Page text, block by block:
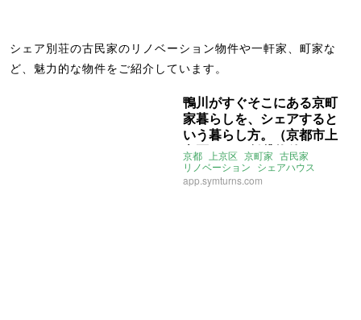
シェア別荘の古民家のリノベーション物件や一軒家、町家な
ど、魅力的な物件をご紹介しています。
鴨川がすぐそこにある京町
家暮らしを、シェアすると
いう暮らし方。（京都市上
京区74㎡の賃貸物件）
京都 上京区 京町家 古民家
リノベーション シェアハウス
symturns シムターンズ
築100年 シェア別荘
app.symturns.com